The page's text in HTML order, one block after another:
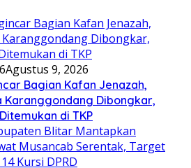
Agustus 9, 2026
Bagian Kafan Jenazah,
Karanggondang Dibongkar,
di TKP